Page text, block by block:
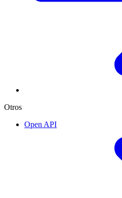
Otros
Open API